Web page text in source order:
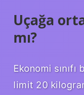
Uçağa
mı?
Ekonomi
limit 20